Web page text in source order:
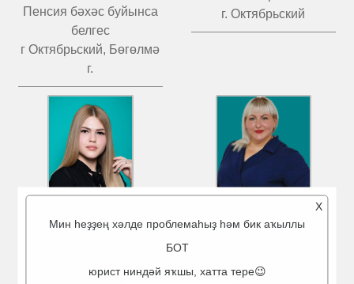
Пенсия бәхәс буйынса
белгес
г Октябрьский, Бөгөлмә
г.
г. Октябрьский
МИГРАНОВ
Төп юрист
ЧИСТОВ
Төп юрист
X
Мин һеҙҙең хәлде проблемаһыҙ һәм бик аҡыллы
БОТ
юрист ниндәй яҡшы, хатта тере😉